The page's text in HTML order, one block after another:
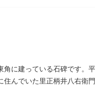
角に建っている石碑です
んでいた里正柄井八右衛